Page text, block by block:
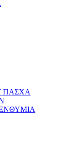
ΠΑΣΧΑ